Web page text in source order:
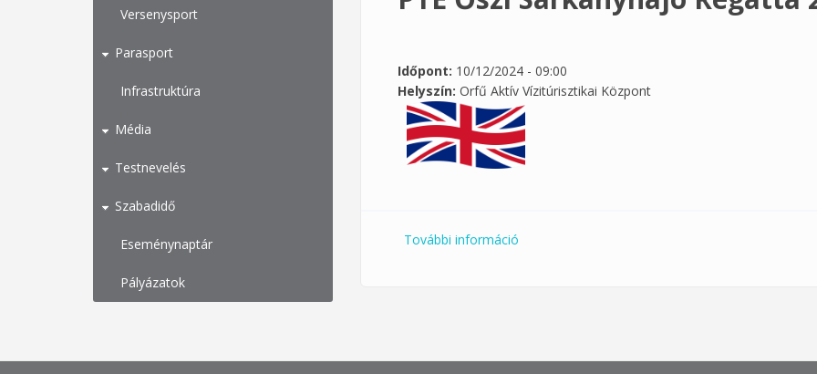
Versenysport
Parasport
Infrastruktúra
Média
Testnevelés
Szabadidő
Eseménynaptár
Pályázatok
Időpont: 10/12/2024 - 09:00
Helyszín: Orfű Aktív Vízitúrisztikai Központ
További információ